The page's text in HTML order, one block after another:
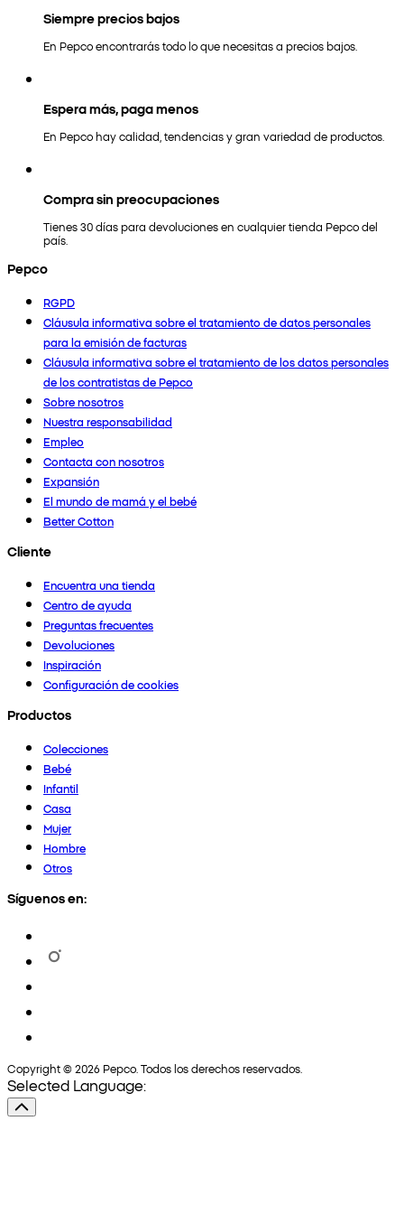
Siempre precios bajos
En Pepco encontrarás todo lo que necesitas a precios bajos.
Espera más, paga menos
En Pepco hay calidad, tendencias y gran variedad de productos.
Compra sin preocupaciones
Tienes 30 días para devoluciones en cualquier tienda Pepco del
país.
Pepco
RGPD
Cláusula informativa sobre el tratamiento de datos personales
para la emisión de facturas
Cláusula informativa sobre el tratamiento de los datos personales
de los contratistas de Pepco
Sobre nosotros
Nuestra responsabilidad
Empleo
Contacta con nosotros
Expansión
El mundo de mamá y el bebé
Better Cotton
Cliente
Encuentra una tienda
Centro de ayuda
Preguntas frecuentes
Devoluciones
Inspiración
Configuración de cookies
Productos
Colecciones
Bebé
Infantil
Casa
Mujer
Hombre
Otros
Síguenos en:
Copyright © 2026 Pepco. Todos los derechos reservados.
Selected Language: